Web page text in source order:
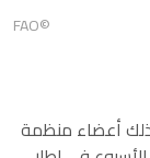
©FAO
بما في ذلك أعضاء منظمة